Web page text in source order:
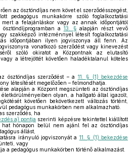
az ösztöndíjas nem követ el szerződésszegést,
pedagógus munkakörre szóló foglalkoztatási
a felajánláskor vagy az annak időpontjától
a 13. § alapján részt vevő
szakképző intézménnyel létesít foglalkoztatási
időpontjában ilyen jogviszonya áll fenn. Az
vonatkozó szerződést vagy kinevezést
szóló okiratot a Központnak az elutasító
a létrejöttét követően haladéktalanul köteles
ösztöndíjas szerződést – a 11. § (1) bekezdése
létesítését megelőzően – felmondhatja.
alapján a Központ megszünteti az ösztöndíjas
olyan, a hallgató által igazolt,
követően bekövetkezett változás történt,
pedagógus munkakörben nem alkalmazható.
szerződés, ha
a) pontja szerinti képzésre tekintettel kiállított
hat hónapon belül nem ajánl fel az ösztöndíjas
állást,
irányuló jogviszonyát a 11. § (1) bekezdése
vagy
a pedagógus munkakörben történő alkalmazást.